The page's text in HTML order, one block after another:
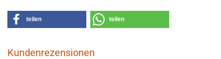
teilen teilen
Kundenrezensionen